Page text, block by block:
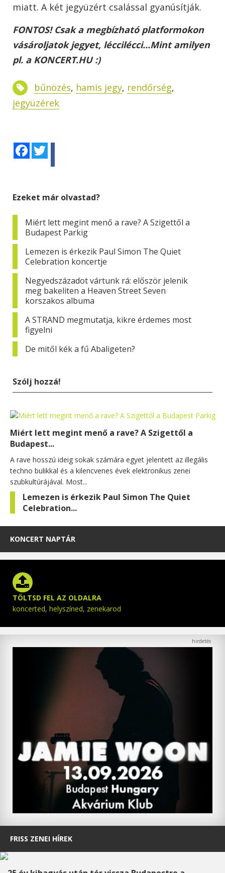
miatt. A két jegyüzért csalással gyanúsítják.
FONTOS! Csak a megbízható platformokon
vásároljatok jegyet, léccilécci...Mint amilyen
pl. a KONCERT.HU :)
bűnözés, hamis jegy, rendőrség,
jegyüzérek
Facebook
Ezeket már olvastad?
Miért lett megint menő a rave? A Szigettől a
Budapest Parkig
Lemezen is érkezik Paul Simon The Quiet
Celebration koncertje
Negyedszázadot vártunk rá: először jelenik
meg bakeliten a Heaven Street Seven
korszakos albuma
A STRAND megmutatja, kikre érdemes most
figyelni
De mitől kék a fű Abaligeten?
Szólj hozzá!
Miért lett megint menő a rave? A Szigettől a
Budapest...
A rave hosszú ideig sokak számára egyet jelentett az illegális
techno bulikkal és a kilencvenes évek elektronikus zenei
szubkultúrájával. Most...
Lemezen is érkezik Paul Simon The Quiet
Celebration...
KONCERT NAPTÁR
TÖLTSD FEL AZ OLDALRA
koncerted, helyszíned, zenekarod
FRISS ZENEI HÍREK